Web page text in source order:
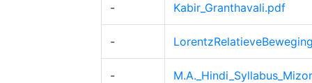
- Kabir_Granthavali.pdf
-
-